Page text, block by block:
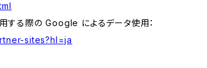
する際の Google によるデータ使用：
sites?hl=ja